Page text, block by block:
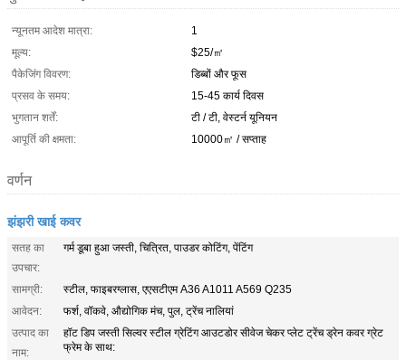
न्यूनतम आदेश मात्रा:
1
मूल्य:
$25/㎡
पैकेजिंग विवरण:
डिब्बों और फूस
प्रसव के समय:
15-45 कार्य दिवस
भुगतान शर्तें:
टी / टी, वेस्टर्न यूनियन
आपूर्ति की क्षमता:
10000㎡ / सप्ताह
वर्णन
झंझरी खाई कवर
सतह का
उपचार:
गर्म डूबा हुआ जस्ती, चित्रित, पाउडर कोटिंग, पेंटिंग
सामग्री:
स्टील, फाइबरग्लास, एएसटीएम A36 A1011 A569 Q235
आवेदन:
फर्श, वॉकवे, औद्योगिक मंच, पुल, ट्रेंच नालियां
उत्पाद का
नाम:
हॉट डिप जस्ती सिल्वर स्टील ग्रेटिंग आउटडोर सीवेज चेकर प्लेट ट्रेंच ड्रेन कवर ग्रेट
फ्रेम के साथ: